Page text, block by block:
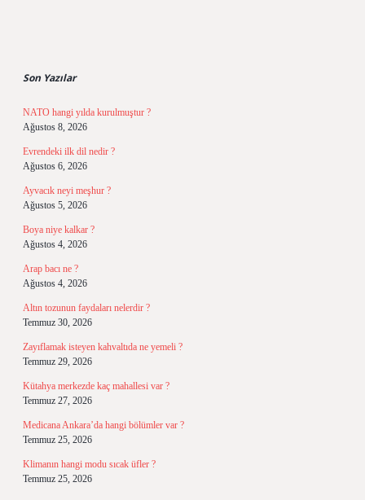
Son Yazılar
NATO hangi yılda kurulmuştur ?
Ağustos 8, 2026
Evrendeki ilk dil nedir ?
Ağustos 6, 2026
Ayvacık neyi meşhur ?
Ağustos 5, 2026
Boya niye kalkar ?
Ağustos 4, 2026
Arap bacı ne ?
Ağustos 4, 2026
Altın tozunun faydaları nelerdir ?
Temmuz 30, 2026
Zayıflamak isteyen kahvaltıda ne yemeli ?
Temmuz 29, 2026
Kütahya merkezde kaç mahallesi var ?
Temmuz 27, 2026
Medicana Ankara’da hangi bölümler var ?
Temmuz 25, 2026
Klimanın hangi modu sıcak üfler ?
Temmuz 25, 2026